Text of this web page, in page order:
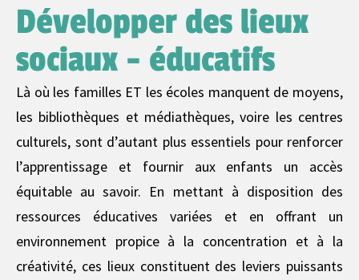
Développer des lieux
sociaux - éducatifs
Là où les familles ET les écoles manquent de moyens,
les bibliothèques et médiathèques, voire les centres
culturels, sont d’autant plus essentiels pour renforcer
l’apprentissage et fournir aux enfants un accès
équitable au savoir. En mettant à disposition des
ressources éducatives variées et en offrant un
environnement propice à la concentration et à la
créativité, ces lieux constituent des leviers puissants